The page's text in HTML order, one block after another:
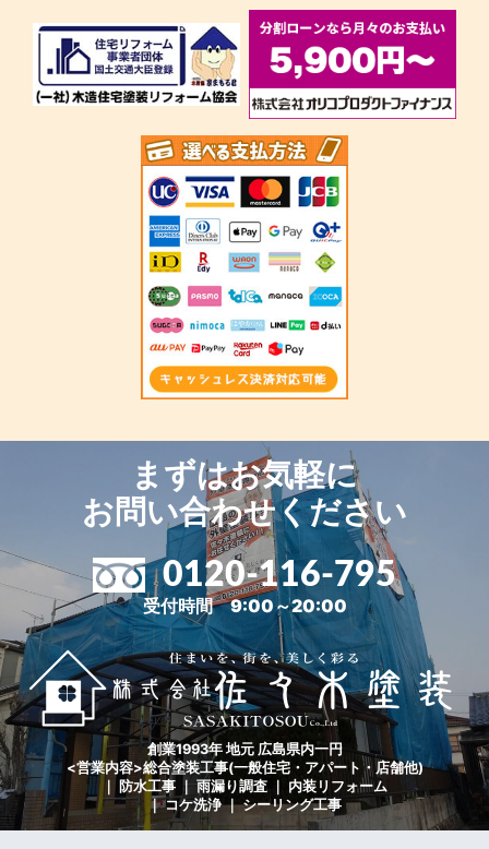
まずはお気軽に
お問い合わせください
0120-116-795
受付時間 9:00～20:00
創業1993年 地元 広島県内一円
<営業内容>総合塗装工事(一般住宅・アパート・店舗他)
｜ 防水工事 ｜ 雨漏り調査 ｜ 内装リフォーム
｜ コケ洗浄 ｜ シーリング工事